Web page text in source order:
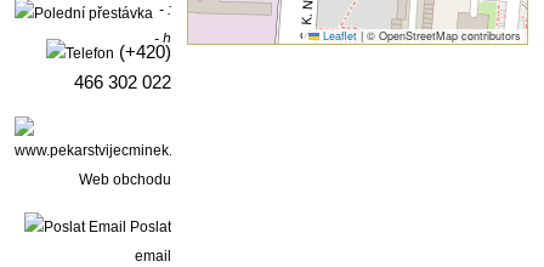
- :
- h
(+420)
466 302 022
Web obchodu
Poslat
email
Leaflet |© OpenStreetMap contributors